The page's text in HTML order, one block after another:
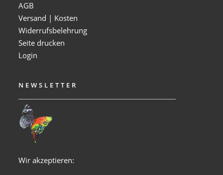
AGB
Versand | Kosten
Widerrufsbelehrung
Seite drucken
Login
NEWSLETTER
Wir akzeptieren: